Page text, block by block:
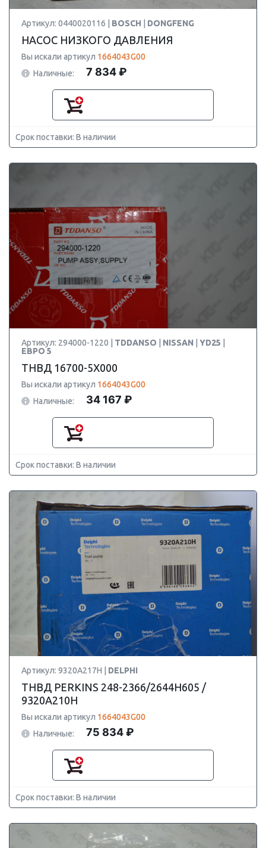
Артикул: 0440020116 | BOSCH DONGFENG
НАСОС НИЗКОГО ДАВЛЕНИЯ
Вы искали артикул 1664043G00
Наличные:
7 834 ₽
Срок поставки: В наличии
Артикул: 294000-1220 | TDDANSO NISSAN YD25
ЕВРО 5
ТНВД 16700-5X000
Вы искали артикул 1664043G00
Наличные:
34 167 ₽
Срок поставки: В наличии
Артикул: 9320A217H | DELPHI
ТНВД PERKINS 248-2366/2644H605 /
9320A210H
Вы искали артикул 1664043G00
Наличные:
75 834 ₽
Срок поставки: В наличии